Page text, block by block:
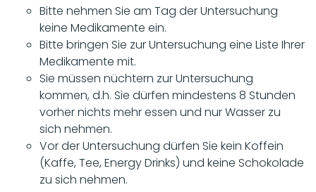
Bitte nehmen Sie am Tag der Untersuchung
keine Medikamente ein.
Bitte bringen Sie zur Untersuchung eine Liste Ihrer
Medikamente mit.
Sie müssen nüchtern zur Untersuchung
kommen, d.h. Sie dürfen mindestens 8 Stunden
vorher nichts mehr essen und nur Wasser zu
sich nehmen.
Vor der Untersuchung dürfen Sie kein Koffein
(Kaffe, Tee, Energy Drinks) und keine Schokolade
zu sich nehmen.